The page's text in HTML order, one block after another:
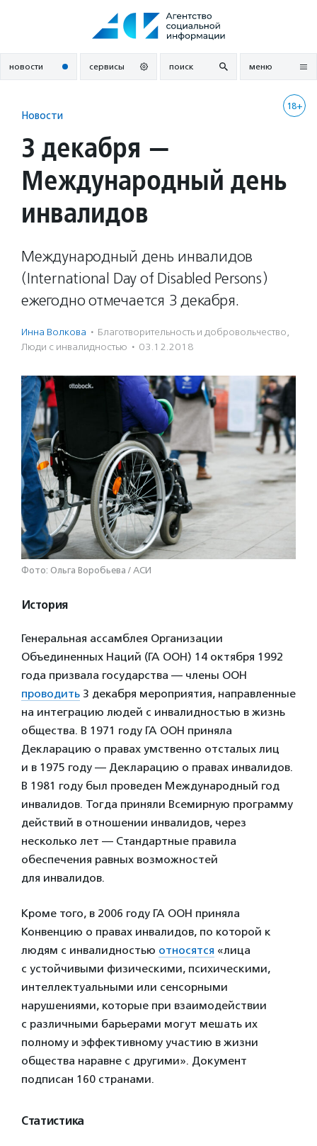
новости сервисы поиск меню
18+
Новости
3 декабря —
Международный день
инвалидов
Международный день инвалидов
(International Day of Disabled Persons)
ежегодно отмечается 3 декабря.
Инна Волкова · Благотвори­тель­ность и доброволь­чест­во,
Люди с инвалидностью · 03.12.2018
Фото: Ольга Воробьева / АСИ
История
Генеральная ассамблея Организации
Объединенных Наций (ГА ООН) 14 октября 1992
года призвала государства — члены ООН
проводить 3 декабря мероприятия, направленные
на интеграцию людей с инвалидностью в жизнь
общества. В 1971 году ГА ООН приняла
Декларацию о правах умственно отсталых лиц
и в 1975 году — Декларацию о правах инвалидов.
В 1981 году был проведен Международный год
инвалидов. Тогда приняли Всемирную программу
действий в отношении инвалидов, через
несколько лет — Стандартные правила
обеспечения равных возможностей
для инвалидов.
Кроме того, в 2006 году ГА ООН приняла
Конвенцию о правах инвалидов, по которой к
людям с инвалидностью относятся «лица
с устойчивыми физическими, психическими,
интеллектуальными или сенсорными
нарушениями, которые при взаимодействии
с различными барьерами могут мешать их
полному и эффективному участию в жизни
общества наравне с другими». Документ
подписан 160 странами.
Статистика